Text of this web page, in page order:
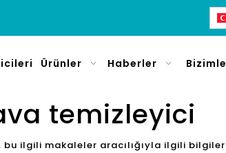
Ürünler Haberler
temizleyici
ilgili makaleler aracılığıyla ilgili